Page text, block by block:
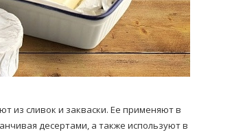
из сливок и закваски. Ее применяют в
десертами, а также используют в